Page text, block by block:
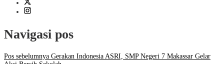
Navigasi pos
Pos sebelumnya Gerakan Indonesia ASRI, SMP Negeri 7 Makassar Gelar